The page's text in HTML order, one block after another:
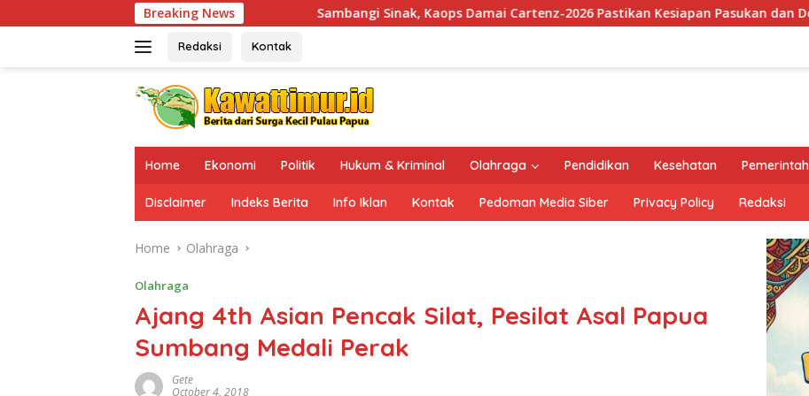
to
Breaking News
Sambangi Sinak, Kaops Damai Cartenz-2026 Pastikan Kesiapan Pasukan dan Dorong Perekonomian Warga
Redaksi Kontak
Home Ekonomi Politik Hukum & Kriminal Olahraga Pendidikan Kesehatan Pemerintah
Disclaimer Indeks Berita Info Iklan Kontak Pedoman Media Siber Privacy Policy Redaksi
Home Olahraga
Olahraga
Ajang 4th Asian Pencak Silat, Pesilat Asal Papua
Sumbang Medali Perak
Gete
October 4, 2018